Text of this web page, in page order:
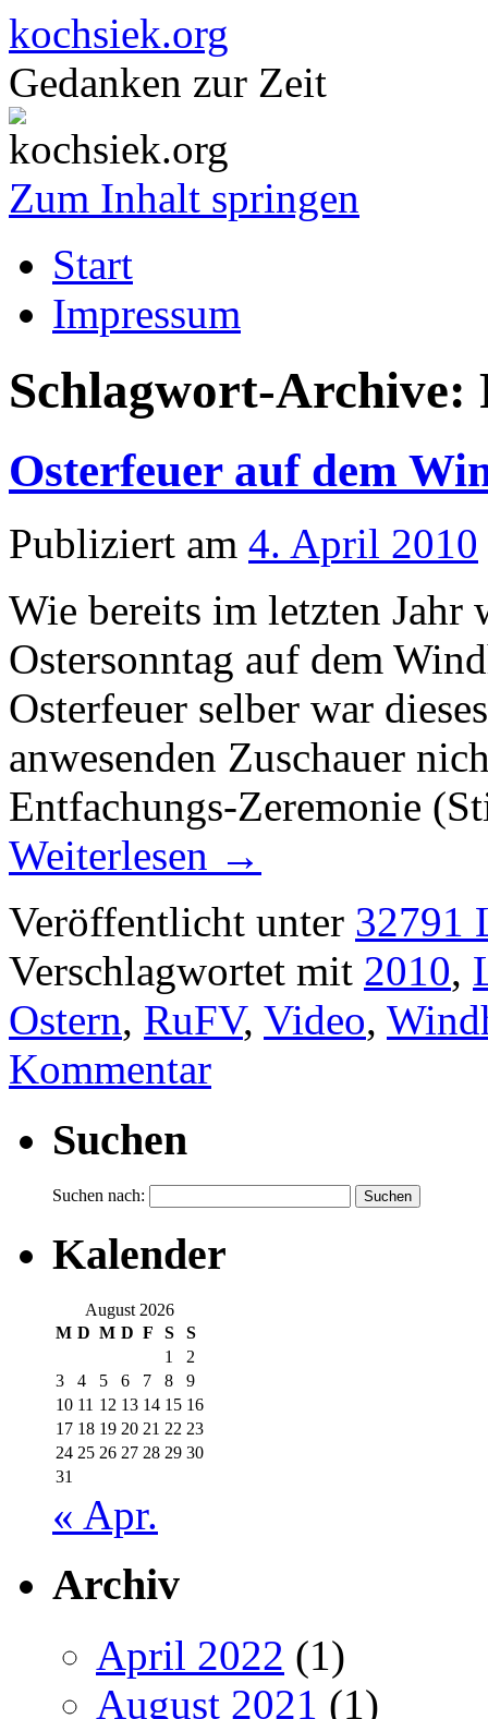
kochsiek.org
Gedanken zur Zeit
Zum Inhalt springen
Start
Impressum
Schlagwort-Archive:
Osterfeuer auf dem
Publiziert am 4. April 2010
Wie bereits im letzten Jahr
Ostersonntag auf dem
Osterfeuer selber war
anwesenden Zuschauer
Entfachungs-Zeremonie
Weiterlesen →
Veröffentlicht unter 32791
Verschlagwortet mit 2010,
Ostern, RuFV, Video,
Kommentar
Suchen
Suchen nach:
Kalender
August 2026
M D M D F S
S
1
2
3
4 5 6 7 8
9
10 11 12 13 14 15 16
17 18 19 20 21 22 23
24 25 26 27 28 29 30
31
« Apr.
Archiv
April 2022 (1)
August 2021 (1)